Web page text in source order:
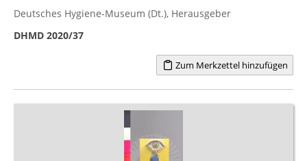
Deutsches Hygiene-Museum (Dt.), Herausgeber
DHMD 2020/37
Zum Merkzettel hinzufügen